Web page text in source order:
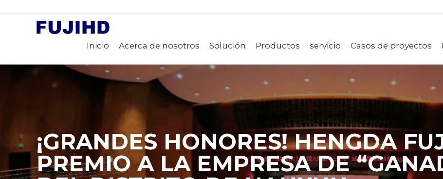
Inicio Acerca de nosotros Solución Productos servicio Casos de proyectos
¡GRANDES HONORES! HENGDA
PREMIO A LA EMPRESA DE